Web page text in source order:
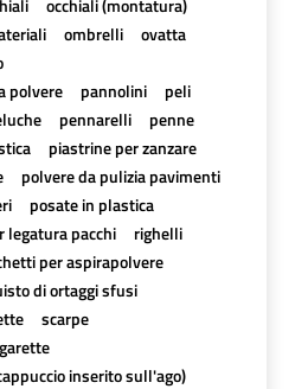
ombrelli
ovatta
polvere
pannolini
peli
pennarelli
penne
piastrine per zanzare
polvere da pulizia pavimenti
posate in plastica
legatura pacchi
righelli
per aspirapolvere
di ortaggi sfusi
scarpe
inserito sull'ago)